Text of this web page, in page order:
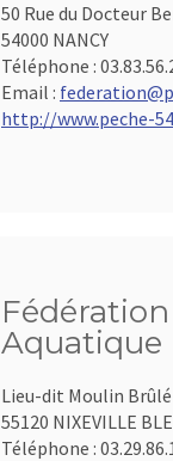
50 Rue du Docteur
54000 NANCY
Téléphone :
Email :
http://www.peche-
Aquatique
Lieu-dit Moulin Brûlé
55120 NIXEVILLE
Téléphone :